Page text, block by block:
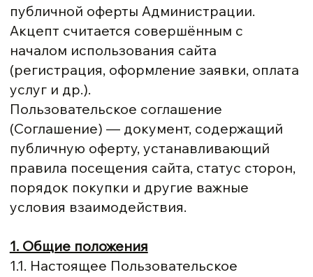
публичной оферты Администрации.
Акцепт считается совершённым с
началом использования сайта
(регистрация, оформление заявки, оплата
услуг и др.).
Пользовательское соглашение
(Соглашение) — документ, содержащий
публичную оферту, устанавливающий
правила посещения сайта, статус сторон,
порядок покупки и другие важные
условия взаимодействия.
1. Общие положения
1.1. Настоящее Пользовательское